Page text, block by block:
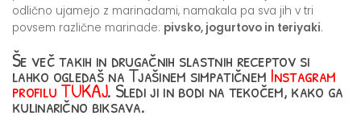
odlično ujamejo z marinadami, namakala pa sva jih v tri
povsem različne marinade: pivsko, jogurtovo in teriyaki.
Še več takih in drugačnih slastnih receptov si
lahko ogledaš na Tjašinem simpatičnemInstagram
profilu TUKAJ. Sledi ji in bodi na tekočem, kako ga
kulinarično biksava.